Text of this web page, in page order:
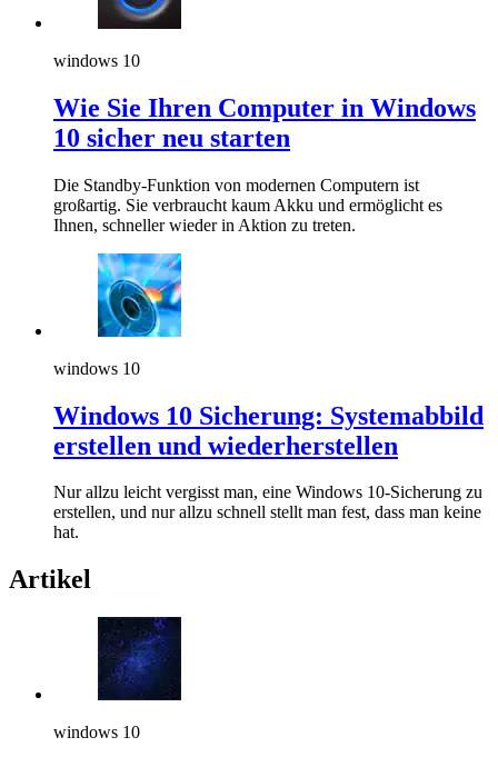
windows 10
Wie Sie Ihren Computer in Windows
10 sicher neu starten
Die Standby-Funktion von modernen Computern ist
großartig. Sie verbraucht kaum Akku und ermöglicht es
Ihnen, schneller wieder in Aktion zu treten.
windows 10
Windows 10 Sicherung: Systemabbild
erstellen und wiederherstellen
Nur allzu leicht vergisst man, eine Windows 10-Sicherung zu
erstellen, und nur allzu schnell stellt man fest, dass man keine
hat.
Artikel
windows 10